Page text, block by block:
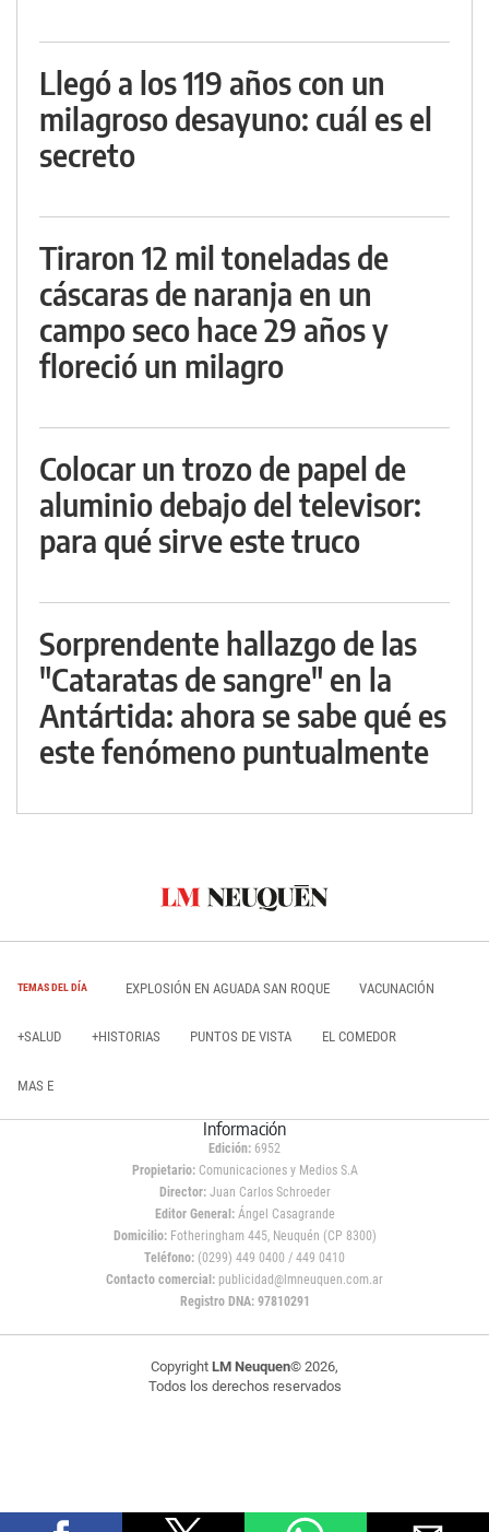
Llegó a los 119 años con un
milagroso desayuno: cuál es el
secreto
Tiraron 12 mil toneladas de
cáscaras de naranja en un
campo seco hace 29 años y
floreció un milagro
Colocar un trozo de papel de
aluminio debajo del televisor:
para qué sirve este truco
Sorprendente hallazgo de las
"Cataratas de sangre" en la
Antártida: ahora se sabe qué es
este fenómeno puntualmente
TEMAS DEL DÍA EXPLOSIÓN EN AGUADA SAN ROQUE VACUNACIÓN
+SALUD +HISTORIAS PUNTOS DE VISTA EL COMEDOR
MAS E
Información
Edición: 6952
Propietario:Comunicaciones y Medios S.A
Director: Juan Carlos Schroeder
Editor General:Ángel Casagrande
Domicilio:Fotheringham 445, Neuquén (CP 8300)
Teléfono: (0299) 449 0400 / 449 0410
Contacto comercial: publicidad@lmneuquen.com.ar
Registro DNA: 97810291
Copyright LM Neuquen© 2026,
Todos los derechos reservados